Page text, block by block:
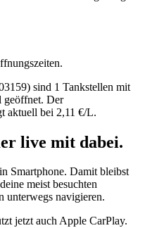
sind 1 Tankstellen mit
geöffnet. Der
aktuell bei 2,11 €/L.
live mit dabei.
Smartphone. Damit bleibst
meist besuchten
unterwegs navigieren.
jetzt auch Apple CarPlay.